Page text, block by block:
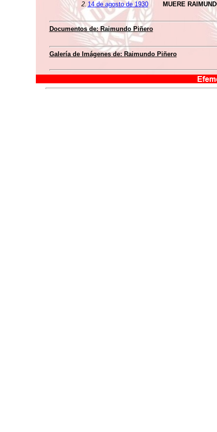
2. 14 de agosto de 1930 MUERE
Documentos de:Raimundo Piñero
Galería de Imágenes de: Raimundo Piñero